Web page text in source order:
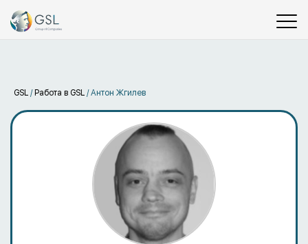
GSL / Работа в GSL /Антон Жгилев